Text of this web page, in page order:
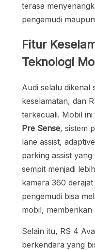
terasa
pengemudi
Fitur
Teknologi
Audi selalu dikenal
keselamatan, dan
terkecuali. Mobil ini
Pre Sense, sistem
lane assist,
parking assist
sempit menjadi
kamera 360
pengemudi bisa
mobil, memberikan
Selain itu, RS 4
berkendara yang